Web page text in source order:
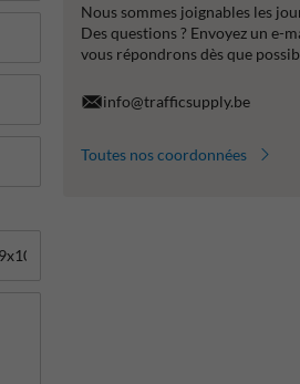
Nous sommes joignables les
Des questions ? Envoyez un e-
vous répondrons dès que
info@trafficsupply.be
Toutes nos coordonnées